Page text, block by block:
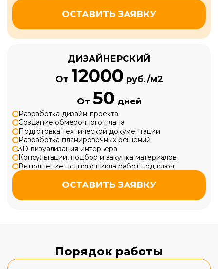
ОСТАВИТЬ ЗАЯВКУ
ДИЗАЙНЕРСКИЙ
От 12000 руб./м2
От 50 дней
Разработка дизайн-проекта
Создание обмерочного плана
Подготовка технической документации
Разработка планировочных решений
3D-визуализация интерьера
Консультации, подбор и закупка материалов
Выполнение полного цикла работ под ключ
ОСТАВИТЬ ЗАЯВКУ
Порядок работы